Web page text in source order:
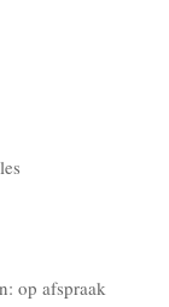
op afspraak